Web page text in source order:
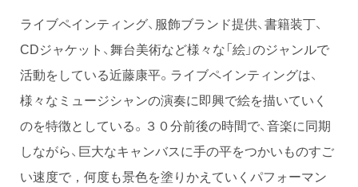
ライブペインティング、服飾ブランド提供、書籍装丁、
CDジャケット、舞台美術など様々な「絵」のジャンルで
活動をしている近藤康平。ライブペインティングは、
様々なミュージシャンの演奏に即興で絵を描いていく
のを特徴としている。３０分前後の時間で、音楽に同期
しながら、巨大なキャンバスに手の平をつかいものすご
い速度で，何度も景色を塗りかえていくパフォーマン